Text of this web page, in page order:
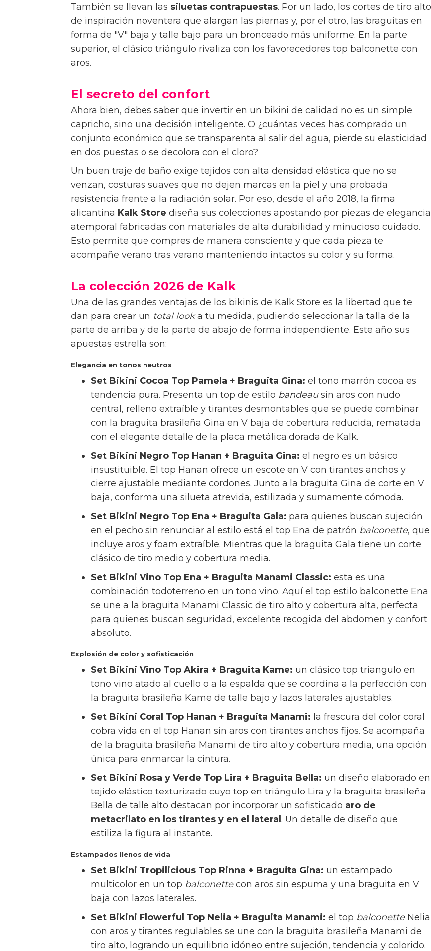
También se llevan las siluetas contrapuestas. Por un lado, los cortes de tiro alto
de inspiración noventera que alargan las piernas y, por el otro, las braguitas en
forma de "V" baja y talle bajo para un bronceado más uniforme. En la parte
superior, el clásico triángulo rivaliza con los favorecedores top balconette con
aros.
El secreto del confort
Ahora bien, debes saber que invertir en un bikini de calidad no es un simple
capricho, sino una decisión inteligente. O ¿cuántas veces has comprado un
conjunto económico que se transparenta al salir del agua, pierde su elasticidad
en dos puestas o se decolora con el cloro?
Un buen traje de baño exige tejidos con alta densidad elástica que no se
venzan, costuras suaves que no dejen marcas en la piel y una probada
resistencia frente a la radiación solar. Por eso, desde el año 2018, la firma
alicantina Kalk Store diseña sus colecciones apostando por piezas de elegancia
atemporal fabricadas con materiales de alta durabilidad y minucioso cuidado.
Esto permite que compres de manera consciente y que cada pieza te
acompañe verano tras verano manteniendo intactos su color y su forma.
La colección 2026 de Kalk
Una de las grandes ventajas de los bikinis de Kalk Store es la libertad que te
dan para crear un total looka tu medida, pudiendo seleccionar la talla de la
parte de arriba y de la parte de abajo de forma independiente. Este año sus
apuestas estrella son:
Elegancia en tonos neutros
Set Bikini Cocoa Top Pamela + Braguita Gina: el tono marrón cocoa es
tendencia pura. Presenta un top de estilo bandeausin aros con nudo
central, relleno extraíble y tirantes desmontables que se puede combinar
con la braguita brasileña Gina en V baja de cobertura reducida, rematada
con el elegante detalle de la placa metálica dorada de Kalk.
Set Bikini Negro Top Hanan + Braguita Gina: el negro es un básico
insustituible. El top Hanan ofrece un escote en V con tirantes anchos y
cierre ajustable mediante cordones. Junto a la braguita Gina de corte en V
baja, conforma una silueta atrevida, estilizada y sumamente cómoda.
Set Bikini Negro Top Ena + Braguita Gala: para quienes buscan sujeción
en el pecho sin renunciar al estilo está el top Ena de patrón balconette, que
incluye aros y foam extraíble. Mientras que la braguita Gala tiene un corte
clásico de tiro medio y cobertura media.
Set Bikini Vino Top Ena + Braguita Manami Classic: esta es una
combinación todoterreno en un tono vino. Aquí el top estilo balconette Ena
se une a la braguita Manami Classic de tiro alto y cobertura alta, perfecta
para quienes buscan seguridad, excelente recogida del abdomen y confort
absoluto.
Explosión de color y sofisticación
Set Bikini Vino Top Akira + Braguita Kame: un clásico top triangulo en
tono vino atado al cuello o a la espalda que se coordina a la perfección con
la braguita brasileña Kame de talle bajo y lazos laterales ajustables.
Set Bikini Coral Top Hanan + Braguita Manami: la frescura del color coral
cobra vida en el top Hanan sin aros con tirantes anchos fijos. Se acompaña
de la braguita brasileña Manami de tiro alto y cobertura media, una opción
única para enmarcar la cintura.
Set Bikini Rosa y Verde Top Lira + Braguita Bella: un diseño elaborado en
tejido elástico texturizado cuyo top en triángulo Lira y la braguita brasileña
Bella de talle alto destacan por incorporar un sofisticado aro de
metacrilato en los tirantes y en el lateral . Un detalle de diseño que
estiliza la figura al instante.
Estampados llenos de vida
Set Bikini Tropilicious Top Rinna + Braguita Gina: un estampado
multicolor en un top balconettecon aros sin espuma y una braguita en V
baja con lazos laterales.
Set Bikini Flowerful Top Nelia + Braguita Manami: el top balconetteNelia
con aros y tirantes regulables se une con la braguita brasileña Manami de
tiro alto, logrando un equilibrio idóneo entre sujeción, tendencia y colorido.